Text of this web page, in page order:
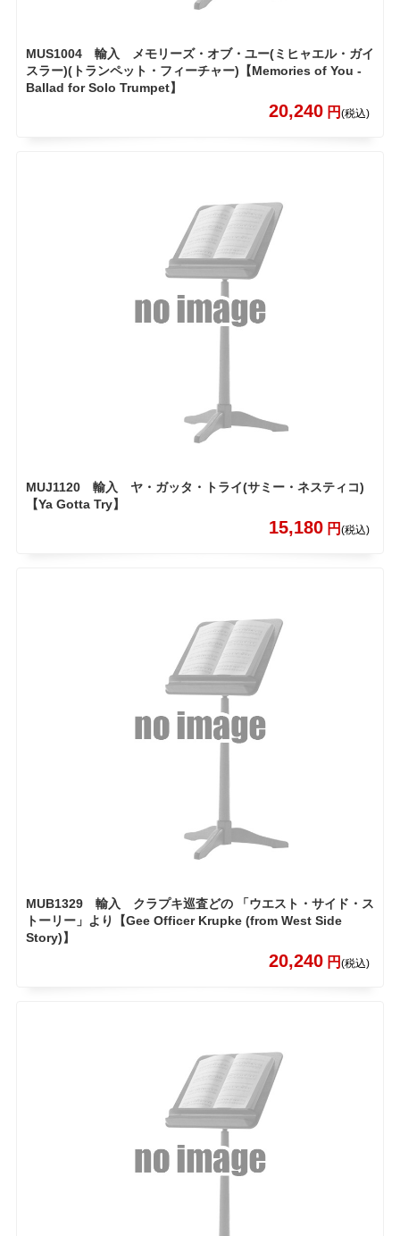
MUS1004 輸入 メモリーズ・オブ・ユー(ミヒャエル・ガイ
スラー)(トランペット・フィーチャー)【Memories of You -
Ballad for Solo Trumpet】
20,240 円(税込)
MUJ1120 輸入 ヤ・ガッタ・トライ(サミー・ネスティコ)
【Ya Gotta Try】
15,180 円(税込)
MUB1329 輸入 クラプキ巡査どの 「ウエスト・サイド・ス
トーリー」より【Gee Officer Krupke (from West Side
Story)】
20,240 円(税込)